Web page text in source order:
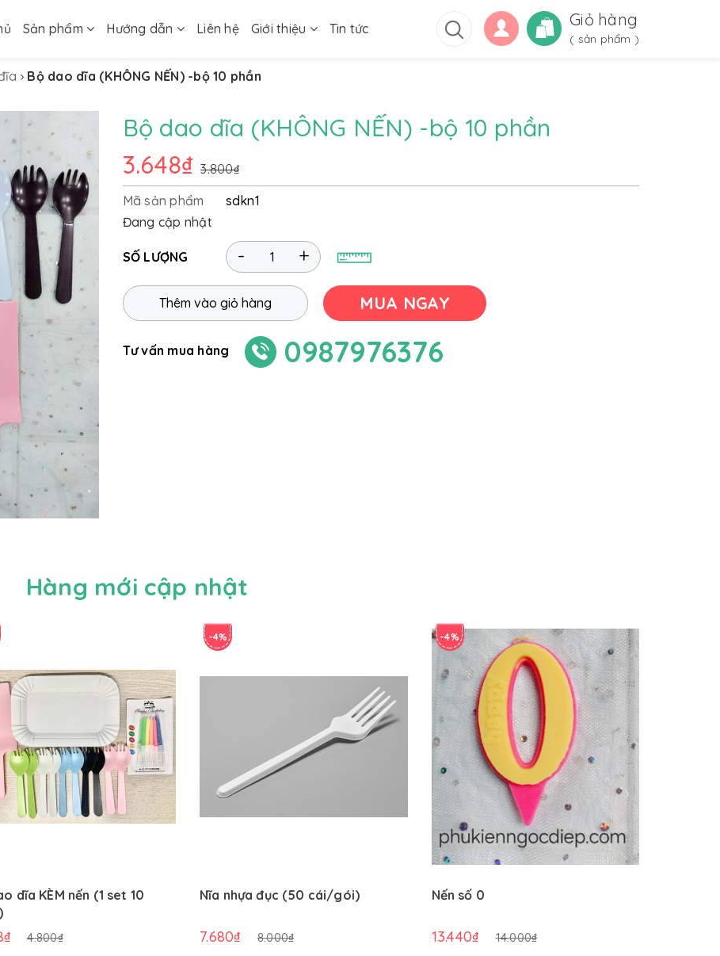
Sản phẩm Hướng dẫn Liên hệ Giới thiệu Tin tức Giỏ hàng
( sản phẩm )
Bộ dao dĩa (KHÔNG NẾN) -bộ 10 phần
Bộ dao dĩa (KHÔNG NẾN) -bộ 10 phần
3.648₫ 3.800₫
Mã sản phẩm
sdkn1
Đang cập nhật
SỐ LƯỢNG +
-
Thêm vào giỏ hàng MUA NGAY
Tư vấn mua hàng 0987976376
Hàng mới cập nhật
dĩa KÈM nến (1 set 10
4.800₫
-4%
Nĩa nhựa đục (50 cái/gói)
7.680₫ 8.000₫
-4%
Nến số 0
13.440₫ 14.000₫